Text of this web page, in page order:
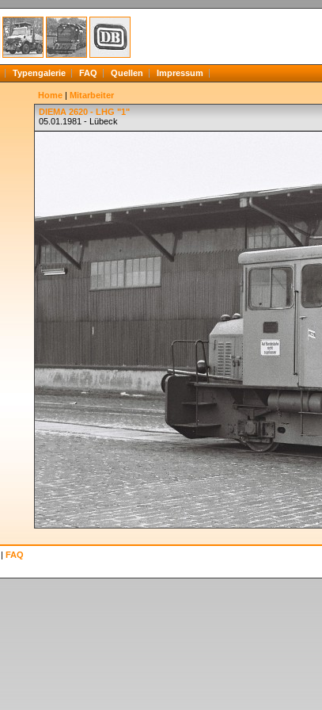
Typengalerie FAQ Quellen Impressum
Home | Mitarbeiter
DIEMA 2620 - LHG "1"
05.01.1981 - Lübeck
| FAQ